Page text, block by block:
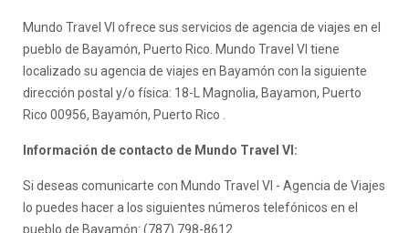
Mundo Travel VI ofrece sus servicios de agencia de viajes en el
pueblo de Bayamón, Puerto Rico. Mundo Travel VI tiene
localizado su agencia de viajes en Bayamón con la siguiente
dirección postal y/o física: 18-L Magnolia, Bayamon, Puerto
Rico 00956, Bayamón, Puerto Rico .
Información de contacto de Mundo Travel VI:
Si deseas comunicarte con Mundo Travel VI - Agencia de Viajes
lo puedes hacer a los siguientes números telefónicos en el
pueblo de Bayamón: (787) 798-8612.